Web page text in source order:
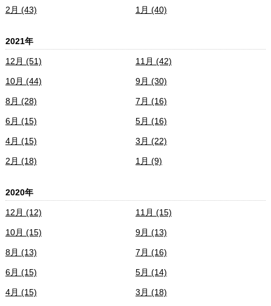
2月 (43) 1月 (40)
2021年
12月 (51) 11月 (42)
10月 (44) 9月 (30)
8月 (28) 7月 (16)
6月 (15) 5月 (16)
4月 (15) 3月 (22)
2月 (18) 1月 (9)
2020年
12月 (12) 11月 (15)
10月 (15) 9月 (13)
8月 (13) 7月 (16)
6月 (15) 5月 (14)
4月 (15) 3月 (18)